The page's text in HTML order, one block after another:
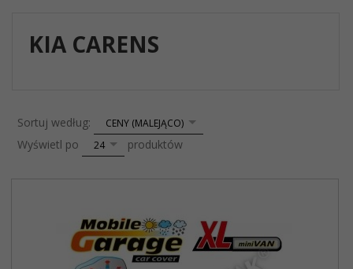
KIA CARENS
Sortuj według: sortCENY (MALEJĄCO)
Wyświetl po pop24 produktów